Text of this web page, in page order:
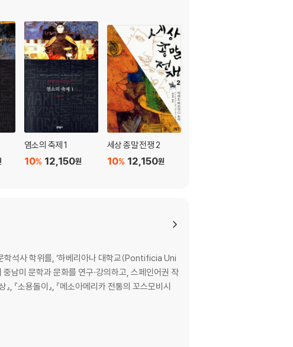
염소의 축제 1
12,150원
10%
세상 종말 전쟁 2
12,150원
10%
석사 학위를, ‘하베리아나 대학교(Pontificia Uni
남미 문학과 문화를 연구·강의하고, 스페인어권 작
』, 『소용돌이』, 『메소아메리카 전통의 꼬스모비시